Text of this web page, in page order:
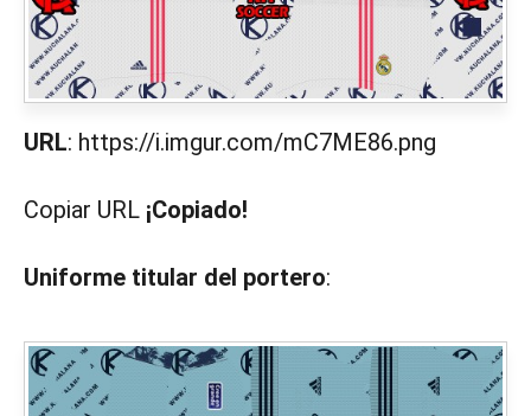
URL: https://i.imgur.com/mC7ME86.png
Copiar URL ¡Copiado!
Uniforme titular del portero: